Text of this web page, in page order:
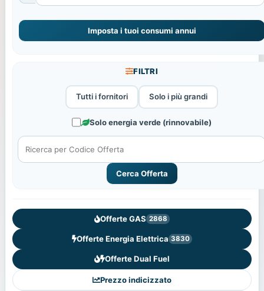
Imposta i tuoi consumi annui
FILTRI
Tutti i fornitori Solo i più grandi
Solo energia verde (rinnovabile)
Cerca Offerta
Offerte GAS 2868
Offerte Energia Elettrica 3830
Offerte Dual Fuel
Prezzo indicizzato